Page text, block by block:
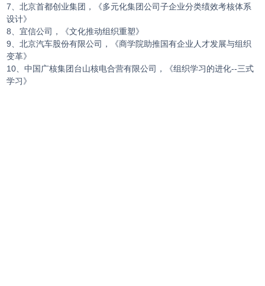
7、北京首都创业集团，《多元化集团公司子企业分类绩效考核体系
设计》
8、宜信公司，《文化推动组织重塑》
9、北京汽车股份有限公司，《商学院助推国有企业人才发展与组织
变革》
10、中国广核集团台山核电合营有限公司，《组织学习的进化--三式
学习》